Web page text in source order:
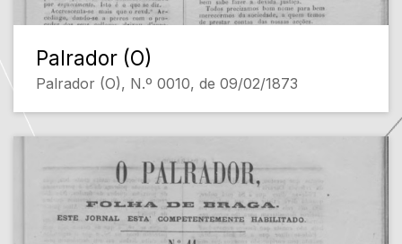
Palrador (O)
Palrador (O), N.º 0010, de 09/02/1873